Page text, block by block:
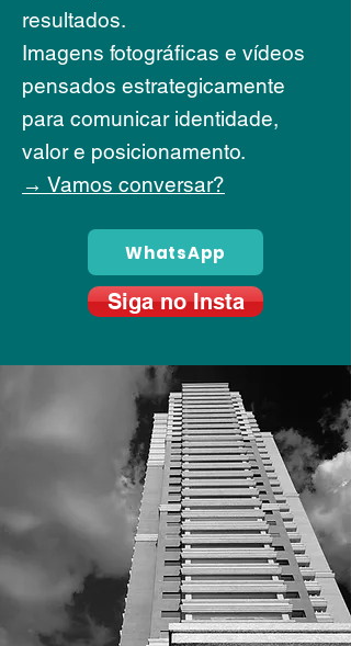
resultados.
Imagens fotográficas e vídeos
pensados estrategicamente
para comunicar identidade,
valor e posicionamento.
→ Vamos conversar?
WhatsApp
Siga no Insta